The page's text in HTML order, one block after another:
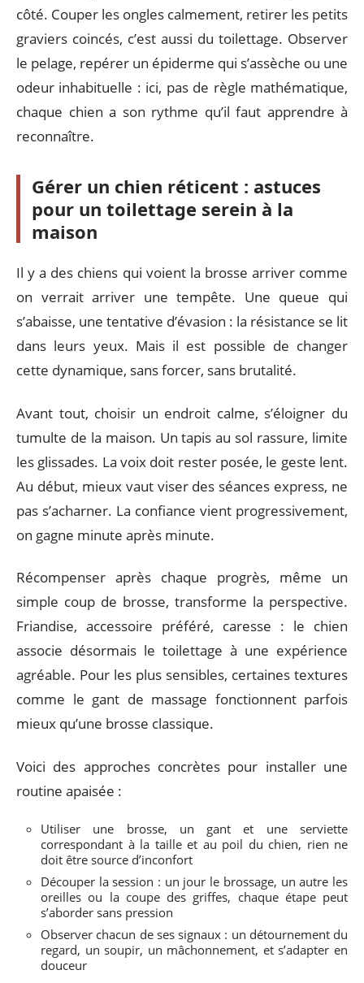
côté. Couper les ongles calmement, retirer les petits
graviers coincés, c’est aussi du toilettage. Observer
le pelage, repérer un épiderme qui s’assèche ou une
odeur inhabituelle : ici, pas de règle mathématique,
chaque chien a son rythme qu’il faut apprendre à
reconnaître.
Gérer un chien réticent : astuces
pour un toilettage serein à la
maison
Il y a des chiens qui voient la brosse arriver comme
on verrait arriver une tempête. Une queue qui
s’abaisse, une tentative d’évasion : la résistance se lit
dans leurs yeux. Mais il est possible de changer
cette dynamique, sans forcer, sans brutalité.
Avant tout, choisir un endroit calme, s’éloigner du
tumulte de la maison. Un tapis au sol rassure, limite
les glissades. La voix doit rester posée, le geste lent.
Au début, mieux vaut viser des séances express, ne
pas s’acharner. La confiance vient progressivement,
on gagne minute après minute.
Récompenser après chaque progrès, même un
simple coup de brosse, transforme la perspective.
Friandise, accessoire préféré, caresse : le chien
associe désormais le toilettage à une expérience
agréable. Pour les plus sensibles, certaines textures
comme le gant de massage fonctionnent parfois
mieux qu’une brosse classique.
Voici des approches concrètes pour installer une
routine apaisée :
Utiliser une brosse, un gant et une serviette
correspondant à la taille et au poil du chien, rien ne
doit être source d’inconfort
Découper la session : un jour le brossage, un autre les
oreilles ou la coupe des griffes, chaque étape peut
s’aborder sans pression
Observer chacun de ses signaux : un détournement du
regard, un soupir, un mâchonnement, et s’adapter en
douceur